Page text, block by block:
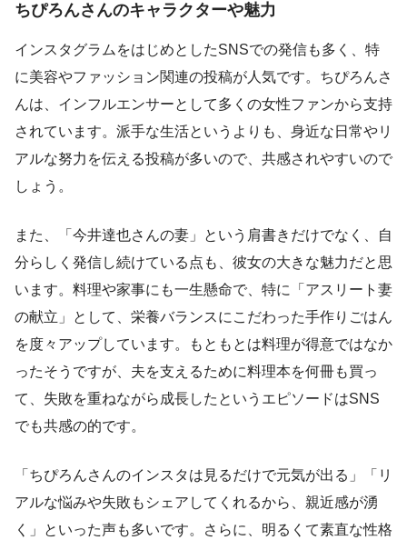
ちぴろんさんのキャラクターや魅力
インスタグラムをはじめとしたSNSでの発信も多く、特
に美容やファッション関連の投稿が人気です。ちぴろんさ
んは、インフルエンサーとして多くの女性ファンから支持
されています。派手な生活というよりも、身近な日常やリ
アルな努力を伝える投稿が多いので、共感されやすいので
しょう。
また、「今井達也さんの妻」という肩書きだけでなく、自
分らしく発信し続けている点も、彼女の大きな魅力だと思
います。料理や家事にも一生懸命で、特に「アスリート妻
の献立」として、栄養バランスにこだわった手作りごはん
を度々アップしています。もともとは料理が得意ではなか
ったそうですが、夫を支えるために料理本を何冊も買っ
て、失敗を重ねながら成長したというエピソードはSNS
でも共感の的です。
「ちぴろんさんのインスタは見るだけで元気が出る」「リ
アルな悩みや失敗もシェアしてくれるから、親近感が湧
く」といった声も多いです。さらに、明るくて素直な性格